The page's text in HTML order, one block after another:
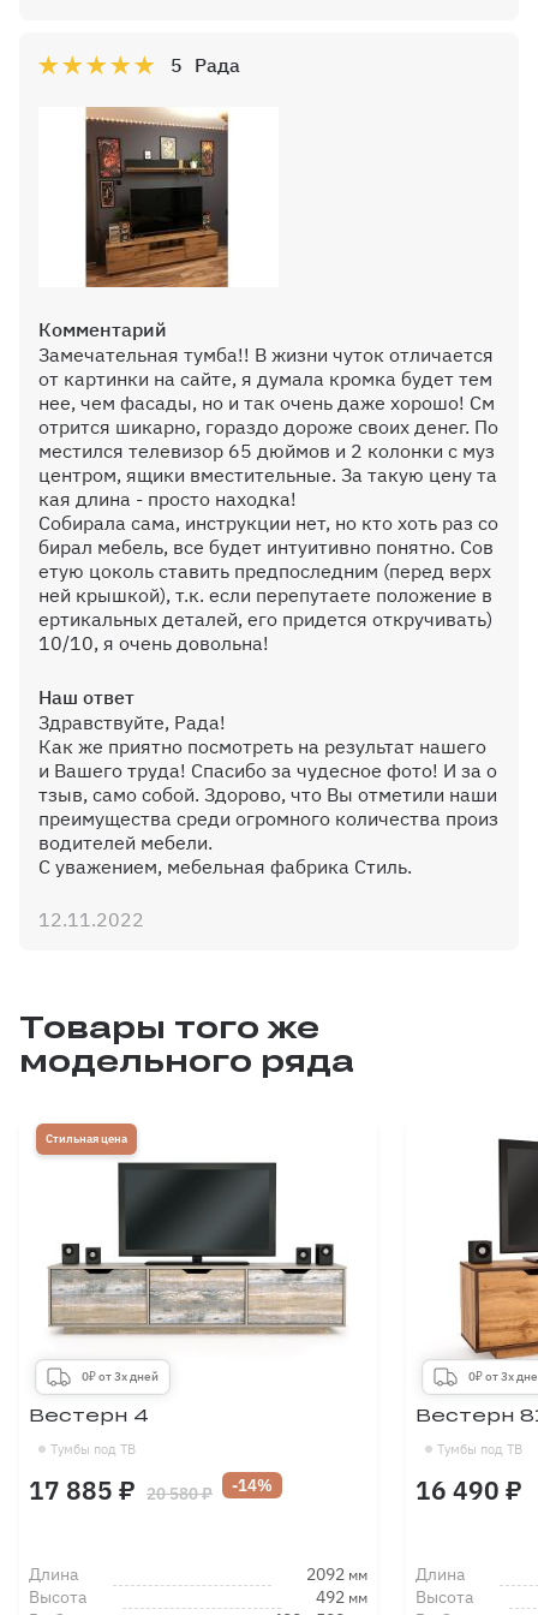
5 Рада
Комментарий
Замечательная тумба!! В жизни чуток отличается
от картинки на сайте, я думала кромка будет тем
нее, чем фасады, но и так очень даже хорошо! См
отрится шикарно, гораздо дороже своих денег. По
местился телевизор 65 дюймов и 2 колонки с муз
центром, ящики вместительные. За такую цену та
кая длина - просто находка!
Собирала сама, инструкции нет, но кто хоть раз со
бирал мебель, все будет интуитивно понятно. Сов
етую цоколь ставить предпоследним (перед верх
ней крышкой), т.к. если перепутаете положение в
ертикальных деталей, его придется откручивать)
10/10, я очень довольна!
Наш ответ
Здравствуйте, Рада!
Как же приятно посмотреть на результат нашего
и Вашего труда! Спасибо за чудесное фото! И за о
тзыв, само собой. Здорово, что Вы отметили наши
преимущества среди огромного количества произ
водителей мебели.
С уважением, мебельная фабрика Стиль.
12.11.2022
Товары того же
модельного ряда
Стильная цена
0₽ от 3х дней
Тумбы под ТВ
Вестерн 4
17 885 ₽ 20 580 ₽ -14%
Длина 2092 мм
Высота 492 мм
0₽ от 3х
Тумбы под ТВ
Вестерн
16 490 ₽
Длина
Высота